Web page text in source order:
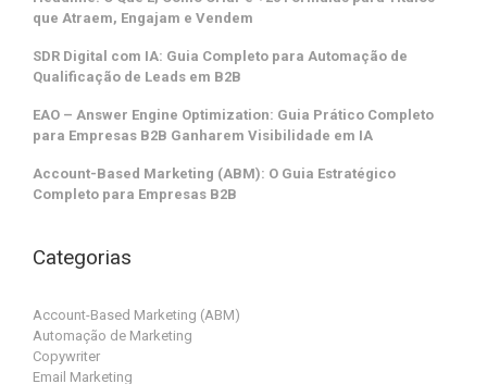
que Atraem, Engajam e Vendem
SDR Digital com IA: Guia Completo para Automação de
Qualificação de Leads em B2B
EAO – Answer Engine Optimization: Guia Prático Completo
para Empresas B2B Ganharem Visibilidade em IA
Account-Based Marketing (ABM): O Guia Estratégico
Completo para Empresas B2B
Categorias
Account-Based Marketing (ABM)
Automação de Marketing
Copywriter
Email Marketing